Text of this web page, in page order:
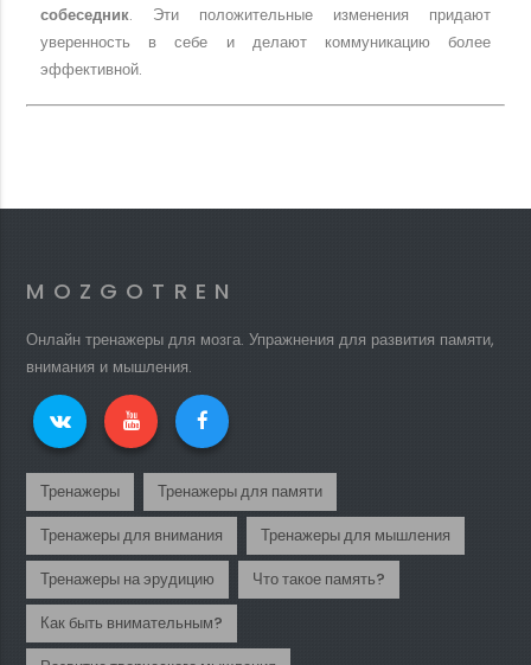
собеседник. Эти положительные изменения придают
уверенность в себе и делают коммуникацию более
эффективной.
MOZGOTREN
Онлайн тренажеры для мозга. Упражнения для развития памяти,
внимания и мышления.
Тренажеры
Тренажеры для памяти
Тренажеры для внимания
Тренажеры для мышления
Тренажеры на эрудицию
Что такое память?
Как быть внимательным?